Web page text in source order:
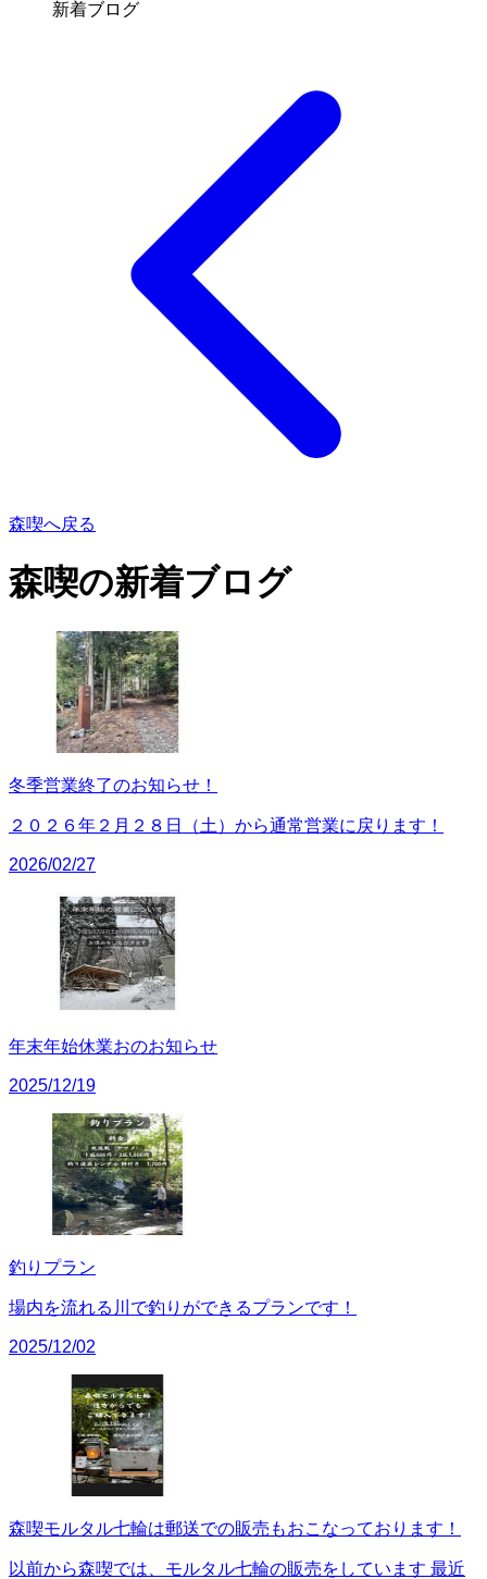
新着ブログ
森喫へ戻る
森喫の新着ブログ
冬季営業終了のお知らせ！
２０２６年２月２８日（土）から通常営業に戻ります！
2026/02/27
年末年始休業おのお知らせ
2025/12/19
釣りプラン
場内を流れる川で釣りができるプランです！
2025/12/02
森喫モルタル七輪は郵送での販売もおこなっております！
以前から森喫では、モルタル七輪の販売をしています 最近